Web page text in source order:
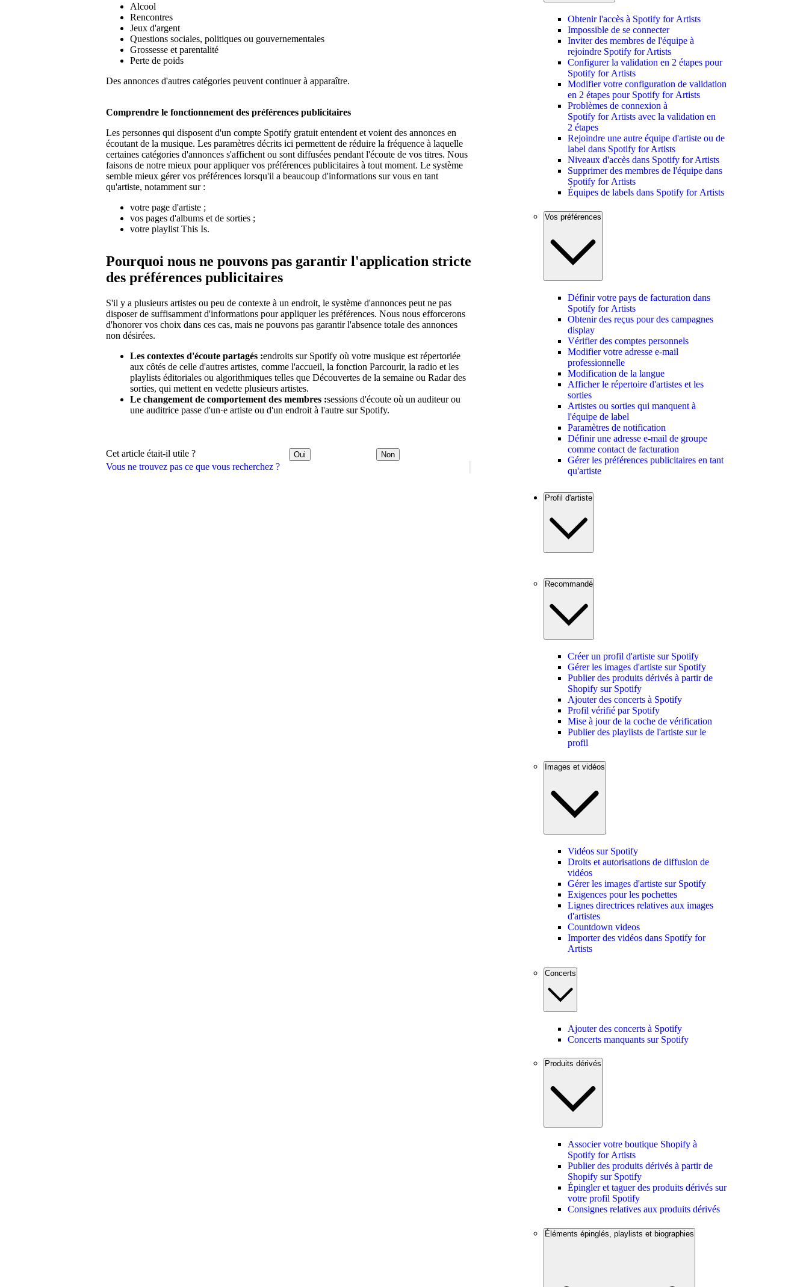
Vous ne trouvez pas ce que vous recherchez ?
Alcool
Rencontres
Jeux d'argent
Questions sociales, politiques ou gouvernementales
Grossesse et parentalité
Perte de poids
Des annonces d'autres catégories peuvent continuer à apparaître.
Comprendre le fonctionnement des préférences publicitaires
Les personnes qui disposent d'un compte Spotify gratuit entendent et voient des annonces en
écoutant de la musique. Les paramètres décrits ici permettent de réduire la fréquence à laquelle
certaines catégories d'annonces s'affichent ou sont diffusées pendant l'écoute de vos titres. Nous
faisons de notre mieux pour appliquer vos préférences publicitaires à tout moment. Le système
semble mieux gérer vos préférences lorsqu'il a beaucoup d'informations sur vous en tant
qu'artiste, notamment sur :
votre page d'artiste ;
vos pages d'albums et de sorties ;
votre playlist This Is.
Pourquoi nous ne pouvons pas garantir l'application stricte
des préférences publicitaires
S'il y a plusieurs artistes ou peu de contexte à un endroit, le système d'annonces peut ne pas
disposer de suffisamment d'informations pour appliquer les préférences. Nous nous efforcerons
d'honorer vos choix dans ces cas, mais ne pouvons pas garantir l'absence totale des annonces
non désirées.
Les contextes d'écoute partagés :endroits sur Spotify où votre musique est répertoriée
aux côtés de celle d'autres artistes, comme l'accueil, la fonction Parcourir, la radio et les
playlists éditoriales ou algorithmiques telles que Découvertes de la semaine ou Radar des
sorties, qui mettent en vedette plusieurs artistes.
Le changement de comportement des membres :sessions d'écoute où un auditeur ou
une auditrice passe d'un·e artiste ou d'un endroit à l'autre sur Spotify.
Cet article était-il utile ? Oui Non
Obtenir l'accès à Spotify for Artists
Impossible de se connecter
Inviter des membres de l'équipe à
rejoindre Spotify for Artists
Configurer la validation en 2 étapes pour
Spotify for Artists
Modifier votre configuration de validation
en 2 étapes pour Spotify for Artists
Problèmes de connexion à
Spotify for Artists avec la validation en
2 étapes
Rejoindre une autre équipe d'artiste ou de
label dans Spotify for Artists
Niveaux d'accès dans Spotify for Artists
Supprimer des membres de l'équipe dans
Spotify for Artists
Équipes de labels dans Spotify for Artists
Vos préférences
Définir votre pays de facturation dans
Spotify for Artists
Obtenir des reçus pour des campagnes
display
Vérifier des comptes personnels
Modifier votre adresse e-mail
professionnelle
Modification de la langue
Afficher le répertoire d'artistes et les
sorties
Artistes ou sorties qui manquent à
l'équipe de label
Paramètres de notification
Définir une adresse e-mail de groupe
comme contact de facturation
Gérer les préférences publicitaires en tant
qu'artiste
Profil d'artiste
Recommandé
Créer un profil d'artiste sur Spotify
Gérer les images d'artiste sur Spotify
Publier des produits dérivés à partir de
Shopify sur Spotify
Ajouter des concerts à Spotify
Profil vérifié par Spotify
Mise à jour de la coche de vérification
Publier des playlists de l'artiste sur le
profil
Images et vidéos
Vidéos sur Spotify
Droits et autorisations de diffusion de
vidéos
Gérer les images d'artiste sur Spotify
Exigences pour les pochettes
Lignes directrices relatives aux images
d'artistes
Countdown videos
Importer des vidéos dans Spotify for
Artists
Concerts
Ajouter des concerts à Spotify
Concerts manquants sur Spotify
Produits dérivés
Associer votre boutique Shopify à
Spotify for Artists
Publier des produits dérivés à partir de
Shopify sur Spotify
Épingler et taguer des produits dérivés sur
votre profil Spotify
Consignes relatives aux produits dérivés
Éléments épinglés, playlists et biographies